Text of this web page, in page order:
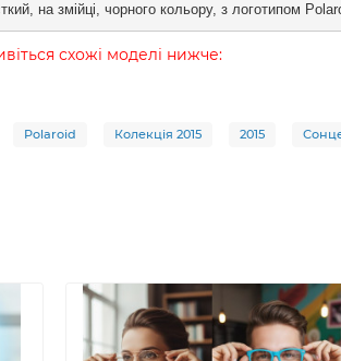
на змійці, чорного кольору, з логотипом
схожі моделі нижче:
Polaroid Колекція 2015 2015